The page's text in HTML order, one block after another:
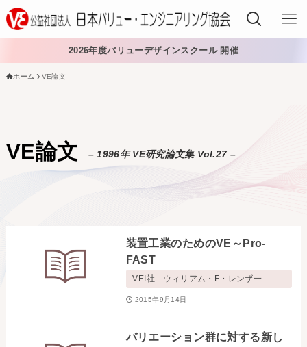
VEを導入する
日本VE協会について
日本VE協会について
資料・論文購入
2026年度バリューデザインスクール 開催
ホーム VE論文
VE論文 – 1996年 VE研究論文集 Vol.27 –
装置工業のためのVE～Pro-
FAST
VEI社 ウィリアム・F・レンザ一
2015年9月14日
バリエーション群に対する新し